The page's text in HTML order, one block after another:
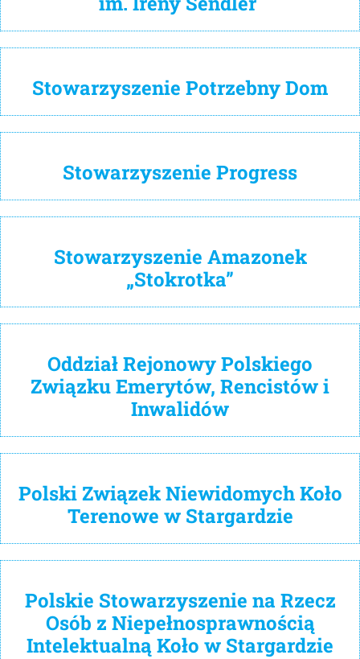
Stowarzyszenie Potrzebny Dom
Stowarzyszenie Progress
Stowarzyszenie Amazonek
„Stokrotka”
Oddział Rejonowy Polskiego
Związku Emerytów, Rencistów i
Inwalidów
Polski Związek Niewidomych Koło
Terenowe w Stargardzie
Polskie Stowarzyszenie na Rzecz
Osób z Niepełnosprawnością
Intelektualną Koło w Stargardzie